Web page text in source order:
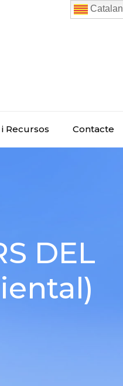
Recursos Contacte
DEL
Catalan